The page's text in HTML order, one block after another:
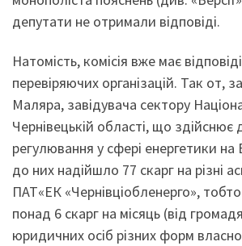
депутати не отримали відповіді.
Натомість, комісія вже має
перевіряючих організацій. Так от,
Маляра, завідувача сектору
Чернівецькій області, що здійснює
регулювання у сфері енергетики на
до них надійшло 77 скарг на різні
ПАТ«ЕК «Чернівціобленерго»,
понад 6 скарг на місяць (від
юридичних осіб різних форм